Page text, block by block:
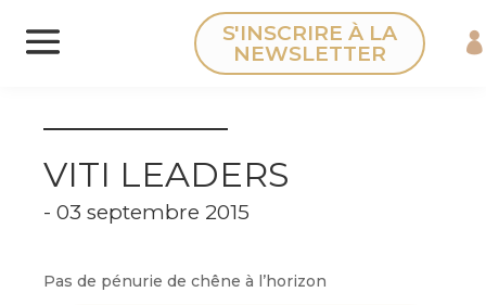
Panneau de gestion des cookies
S'INSCRIRE À LA
NEWSLETTER
VITI LEADERS
- 03 septembre 2015
Pas de pénurie de chêne à l’horizon